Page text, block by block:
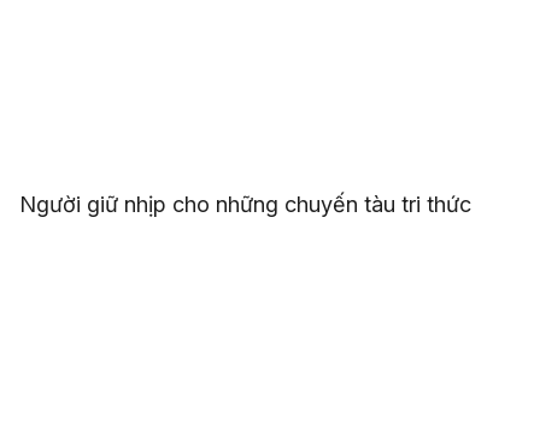
Người giữ nhịp cho những chuyến tàu tri thức